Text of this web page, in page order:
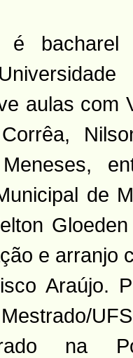
é
aulas com
de
e arranjo
Araújo.
na